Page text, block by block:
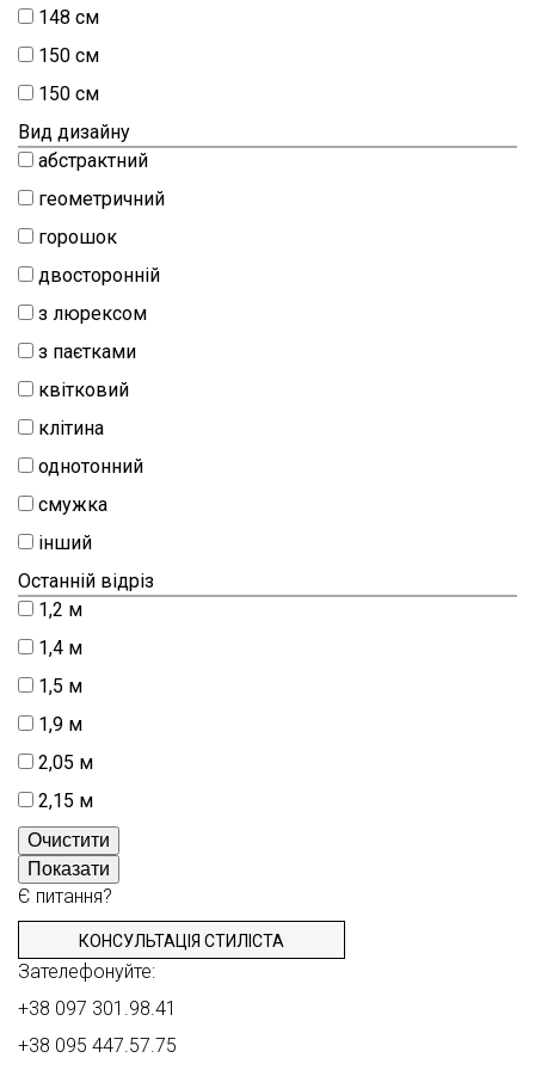
натуральний
Шиття
Штапель
Шифон
148 см
150 см
150 см
Вид дизайну
абстрактний
геометричний
горошок
двосторонній
з люрексом
з паєтками
квітковий
клітина
однотонний
смужка
інший
Останній відріз
1,2 м
1,4 м
1,5 м
1,9 м
2,05 м
2,15 м
Очистити
Показати
Є питання?
КОНСУЛЬТАЦІЯ СТИЛІСТА
Зателефонуйте:
+38 097 301.98.41
+38 095 447.57.75